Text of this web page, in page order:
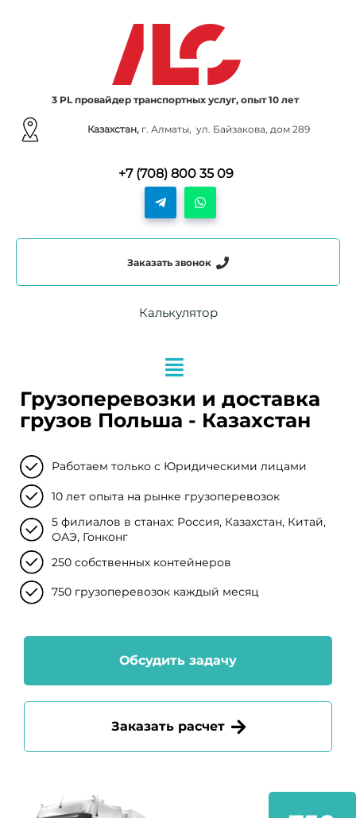
3 PL провайдер транспортных услуг, опыт 10 лет
Казахстан, г. Алматы, ул. Байзакова, дом 289
+7 (708) 800 35 09
Заказать звонок
Калькулятор
Грузоперевозки и доставка
грузов Польша - Казахстан
Работаем только с Юридическими лицами
10 лет опыта на рынке грузоперевозок
5 филиалов в станах: Россия, Казахстан, Китай,
ОАЭ, Гонконг
250 собственных контейнеров
750 грузоперевозок каждый месяц
Обсудить задачу
Заказать расчет